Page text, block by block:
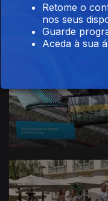
633747
Retome o
nos seus
Guarde
Aceda à sua